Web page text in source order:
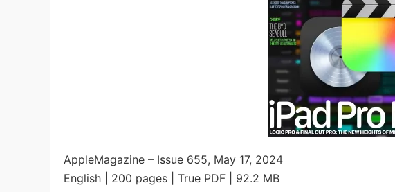
AppleMagazine – Issue 655, May 17, 2024
English | 200 pages | True PDF | 92.2 MB